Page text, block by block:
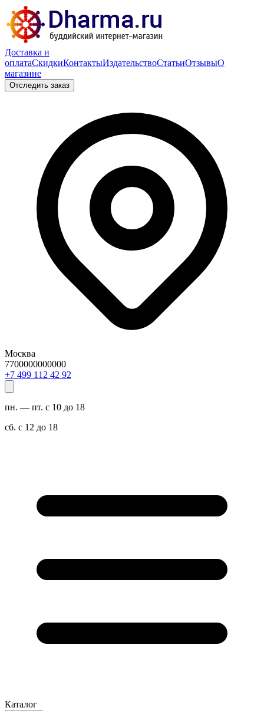
Доставка и
оплатаСкидкиКонтактыИздательствоСтатьиОтзывыО
магазине
Отследить заказ
Москва
7700000000000
29 24 211 994 7+
пн. — пт. с 10 до 18
сб. с 12 до 18
Каталог